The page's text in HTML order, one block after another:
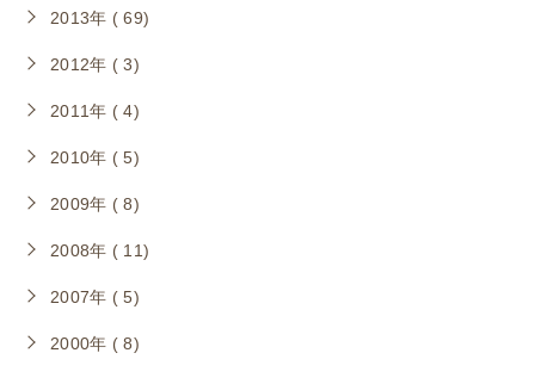
2013年 ( 69)
2012年 ( 3)
2011年 ( 4)
2010年 ( 5)
2009年 ( 8)
2008年 ( 11)
2007年 ( 5)
2000年 ( 8)